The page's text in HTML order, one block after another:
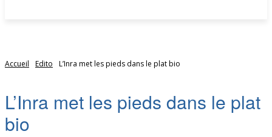
Accueil Edito L’Inra met les pieds dans le plat bio
L’Inra met les pieds dans le plat
bio